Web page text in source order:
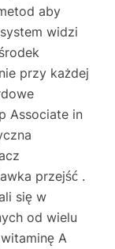
aby
widzi
przy każdej
Associate in
przejść .
się w
od wielu
A